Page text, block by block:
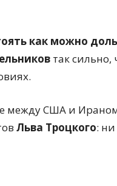
как можно
так сильно,
между США и
Льва Троцкого: